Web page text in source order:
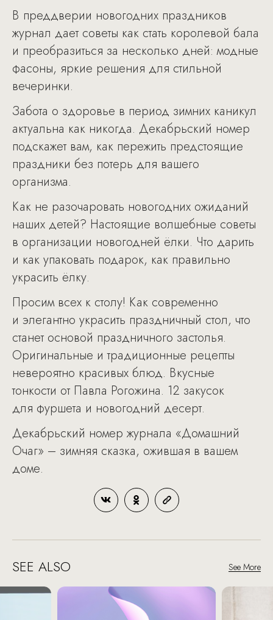
В преддверии новогодних праздников
журнал дает советы как стать королевой бала
и преобразиться за несколько дней: модные
фасоны, яркие решения для стильной
вечеринки.
Забота о здоровье в период зимних каникул
актуальна как никогда. Декабрьский номер
подскажет вам, как пережить предстоящие
праздники без потерь для вашего
организма.
Как не разочаровать новогодних ожиданий
наших детей? Настоящие волшебные советы
в организации новогодней ёлки. Что дарить
и как упаковать подарок, как правильно
украсить ёлку.
Просим всех к столу! Как современно
и элегантно украсить праздничный стол, что
станет основой праздничного застолья.
Оригинальные и традиционные рецепты
невероятно красивых блюд. Вкусные
тонкости от Павла Рогожина. 12 закусок
для фуршета и новогодний десерт.
Декабрьский номер журнала «Домашний
Очаг» – зимняя сказка, ожившая в вашем
доме.
SEE ALSO See More